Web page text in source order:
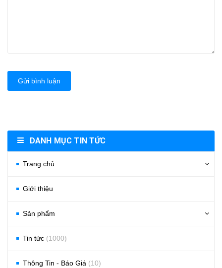
Gửi bình luận
DANH MỤC TIN TỨC
Trang chủ
Giới thiệu
Sản phẩm
Tin tức (1000)
Thông Tin - Báo Giá (10)